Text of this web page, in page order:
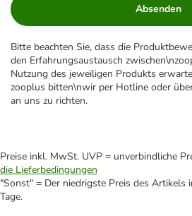
Absenden
Bitte beachten Sie, dass die
den Erfahrungsaustausch
Nutzung des jeweiligen Produkts
zooplus bitten\nwir per Hotline oder
an uns zu richten.
Preise inkl. MwSt. UVP = unverbindliche
die Lieferbedingungen
"Sonst" = Der niedrigste Preis des Artikels
Tage.